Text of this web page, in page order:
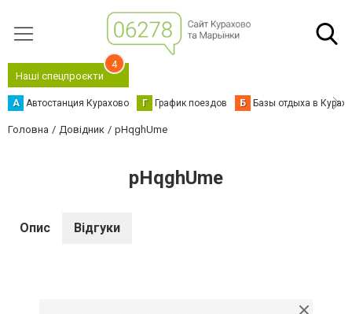
Наші спецпроєкти
4
А Автостанция Курахово Г График поездов Б Базы отдыха в
Головна Довідник pHqghUme
pHqghUme
Опис Відгуки